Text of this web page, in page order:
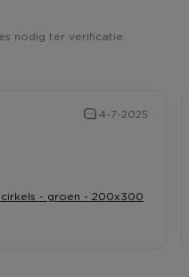
nodig ter verificatie.
4-7-2025
- groen - 200x300